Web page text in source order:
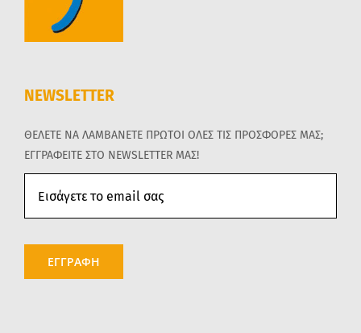
NEWSLETTER
ΘΕΛΕΤΕ ΝΑ ΛΑΜΒΑΝΕΤΕ ΠΡΩΤΟΙ ΟΛΕΣ ΤΙΣ ΠΡΟΣΦΟΡΕΣ ΜΑΣ;
ΕΓΓΡΑΦΕΙΤΕ ΣΤΟ NEWSLETTER ΜΑΣ!
ΕΓΓΡΑΦΗ